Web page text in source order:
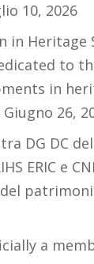
10, 2026
in Heritage
to
in
Giugno 26,
DG DC
ERIC e
a